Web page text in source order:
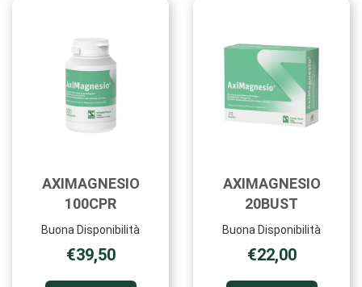
AXIMAGNESIO
100CPR
Buona Disponibilità
€39,50
AXIMAGNESIO
20BUST
Buona Disponibilità
€22,00